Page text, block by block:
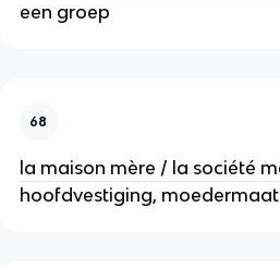
een groep
68
la maison mère / la société
hoofdvestiging,